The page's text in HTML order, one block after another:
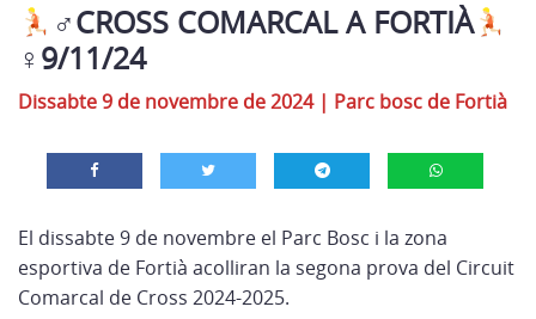
‍♂CROSS COMARCAL A FORTIÀ
‍♀9/11/24
Dissabte 9 de novembre de 2024| Parc bosc de Fortià
El dissabte 9 de novembre el Parc Bosc i la zona
esportiva de Fortià acolliran la segona prova del Circuit
Comarcal de Cross 2024-2025.